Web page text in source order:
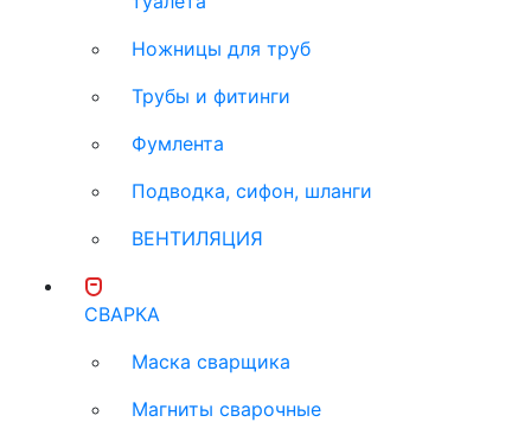
Ножницы для труб
Трубы и фитинги
Фумлента
Подводка, сифон, шланги
ВЕНТИЛЯЦИЯ
СВАРКА
Маска сварщика
Магниты сварочные